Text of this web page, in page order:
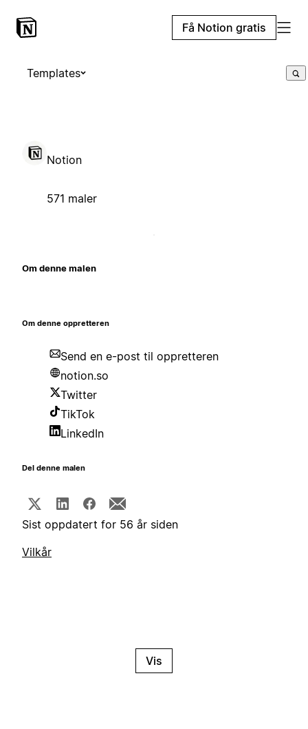
Få Notion gratis
Templates
Notion
571 maler
Om denne malen
Om denne oppretteren
Send en e-post til oppretteren
notion.so
Twitter
TikTok
LinkedIn
Del denne malen
Sist oppdatert for 56 år siden
Vilkår
Vis